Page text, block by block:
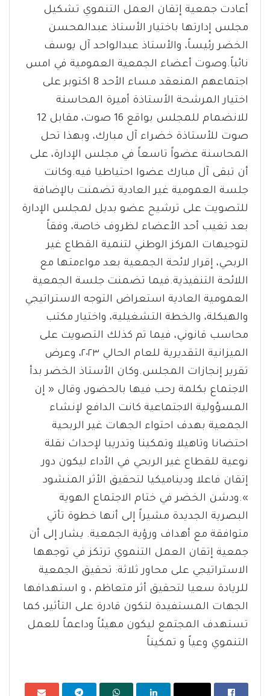
أعادت جمعية إتقان العمل التنموي تشكيل
مجلس إدارتها باختيار الأستاذ عبدالمحسن
الخضر رئيساً، والأستاذ عبدالواحد آل يوسف
نائباً.وصوت أعضاء الجمعية العمومية في امس
اجتماعهم المنعقد مساء الأحد 8 اكتوبر على
اختيار المرشحة الأستاذة أميرة المحاسنة
للانضمام للمجلس بواقع 16 صوت، مقابل 12
صوت للأستاذة خضراء آل مبارك، وبهذا تحل
المحاسنة عضواً تاسعاً في مجلس الإدارة، على
أن تبقى آل مبارك عضوا احتياطيا فيه.وكانت
جلسة العمومية غير العادية تضمنت بالإضافة
للتصويت على ترشيح عضو بديل لمجلس الإدارة
بعد تغيب أحد الأعضاء لظروف خاصة، وفقاً
لتوجيهات المركز الوطني لتنمية القطاع غير
الربحي، إقرار لائحة الجمعية بعد مواءمتها مع
اللائحة التنفيذية.فيما تضمنت جلسة الجمعية
العمومية العادية استعراض التوجه الاستراتيجي
والهيكلة، والخطة التشغيلية، واختيار مكتب
محاسب قانوني، فيما تم كذلك التصويت على
الميزانية التقديرية للعام الحالي ٢٠٢٣، وعرض
تقرير إنجازات المجلس.وكان الأستاذ الخضر بدأ
الاجتماع بكلمة رحب فيها بالحضور، وقال « إن
المسؤولية الاجتماعية كانت الدافع لإنشاء
الجمعية بهدف احتواء الجهات غير الربحية
احتضانا وتاهيلا وتمكينا وتدريبا لإحداث نقلة
نوعية للقطاع غير الربحي في الأداء ليكون دور
إتقان فاعلا وديناميكيا لتحقيق الأثر المنشود
».ودشن الخضر في ختام الاجتماع الهوية
البصرية الجديدة مشيراً إلى أنها خطوة تأتي
متوافقة مع أهداف ورؤية الجمعية. يشار إلى أن
جمعية إتقان العمل التنموي ترتكز في توجهها
الاستراتيجي على محاور ثلاثة: تحقيق الجمعية
للريادة سعيا لتحقيق أثر متعاظم ، و استهدافها
الجهات المستفيدة لتكون قادرة على التأثير، كما
تستهدف المجتمع ليكون مهيئاً وداعماً للعمل
التنموي وعياً و تمكيناً